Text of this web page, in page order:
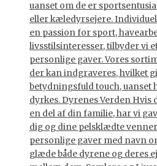
uanset om de er
eller kæledyrsejere.
en passion for sport,
livsstilsinteresser, tilbyder vi
personlige gaver. Vores
der kan indgraveres, hvilket
betydningsfuld touch, uanset
dyrkes. Dyrenes Verden
en del af din familie, har vi
dig og dine pelsklædte
personlige gaver med navn
glæde både dyrene og deres